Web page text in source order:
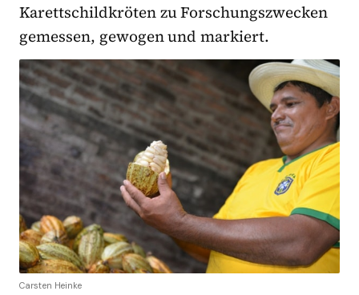
Karettschildkröten zu Forschungszwecken
gemessen, gewogen und markiert.
Carsten Heinke